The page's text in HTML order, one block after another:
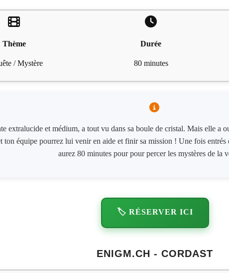
Thème
/ Mystère
Durée
80 minutes
extralucide et médium, a tout vu dans sa boule de cristal. Mais elle a
ton équipe pourrez lui venir en aide et finir sa mission ! Une fois
aurez 80 minutes pour pour percer les mystères de la
🏷️ RÉSERVER ICI
ENIGM.CH - CORDAST